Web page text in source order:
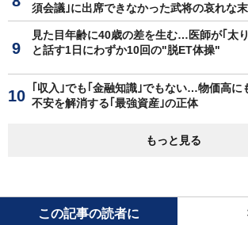
須会議｣に出席できなかった武将の哀れな
見た目年齢に40歳の差を生む…医師が｢太
と話す1日にわずか10回の"脱ET体操"
｢収入｣でも｢金融知識｣でもない…物価高に
不安を解消する｢最強資産｣の正体
もっと見る
この記事の読者に